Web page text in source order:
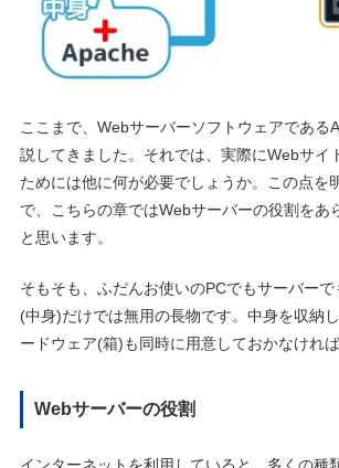
ここまで、Webサーバーソフトウェアである
説してきました。それでは、実際にWebサイ
ためには他に何が必要でしょうか。この点を
で、こちらの章ではWebサーバーの役割をあ
と思います。
そもそも、ふだんお使いのPCでもサーバー
(中身)だけでは無用の長物です。中身を収納
ードウェア(箱)も同時に用意しておかなければ
Webサーバーの役割